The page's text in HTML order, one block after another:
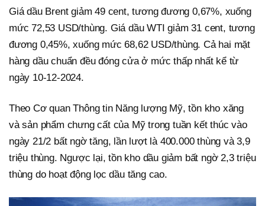
Giá dầu Brent giảm 49 cent, tương đương 0,67%, xuống
mức 72,53 USD/thùng. Giá dầu WTI giảm 31 cent, tương
đương 0,45%, xuống mức 68,62 USD/thùng. Cả hai mặt
hàng dầu chuẩn đều đóng cửa ở mức thấp nhất kể từ
ngày 10-12-2024.
Theo Cơ quan Thông tin Năng lượng Mỹ, tồn kho xăng
và sản phẩm chưng cất của Mỹ trong tuần kết thúc vào
ngày 21/2 bất ngờ tăng, lần lượt là 400.000 thùng và 3,9
triệu thùng. Ngược lại, tồn kho dầu giảm bất ngờ 2,3 triệu
thùng do hoạt động lọc dầu tăng cao.